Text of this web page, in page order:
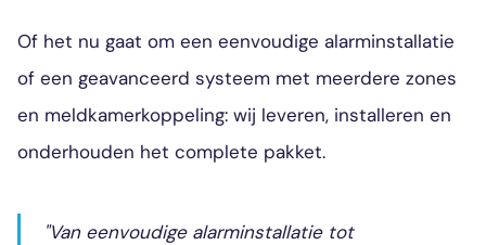
Of het nu gaat om een eenvoudige alarminstallatie
of een geavanceerd systeem met meerdere zones
en meldkamerkoppeling: wij leveren, installeren en
onderhouden het complete pakket.
"Van eenvoudige alarminstallatie tot